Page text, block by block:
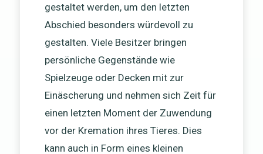
gestaltet werden, um den letzten
Abschied besonders würdevoll zu
gestalten. Viele Besitzer bringen
persönliche Gegenstände wie
Spielzeuge oder Decken mit zur
Einäscherung und nehmen sich Zeit für
einen letzten Moment der Zuwendung
vor der Kremation ihres Tieres. Dies
kann auch in Form eines kleinen